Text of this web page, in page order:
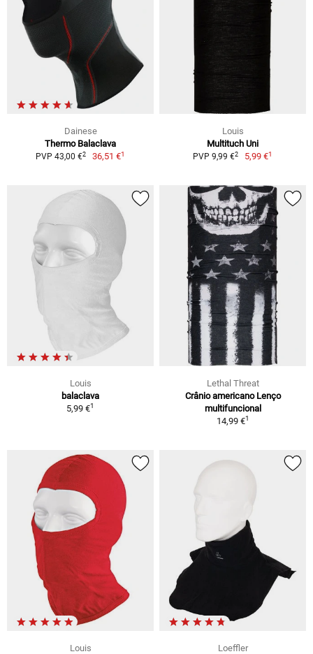
Dainese
Thermo Balaclava
PVP 43,00 €2 36,51 €1
Louis
Multituch Uni
PVP 9,99 €2 5,99 €1
Louis
balaclava
5,99 €1
Lethal Threat
Crânio americano Lenço
multifuncional
14,99 €1
Louis
Loeffler